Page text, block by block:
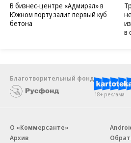
В бизнес-центре «Адмирал» в
Южном порту залит первый куб
бетона
в
Благотворительный фонд
18+ реклама
О «Коммерсанте»
Архив